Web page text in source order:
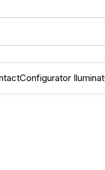
Configurator Iluminat